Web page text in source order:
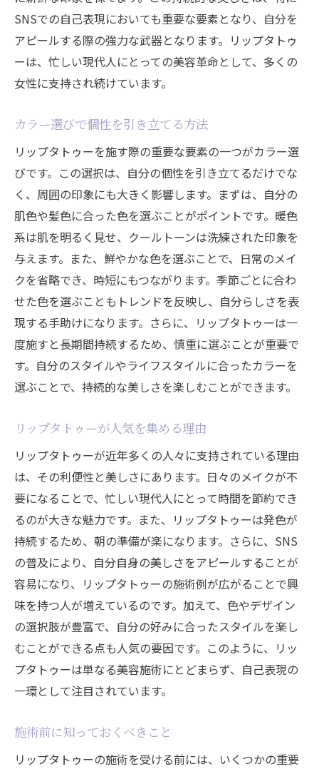
技術進化による施術の幅広がり
リップタトゥーの安全性と品質管理
施術過程とその進化の歴史
リップタトゥーで実現するカスタマイズ
技術革新が開く未来の可能性
リップタトゥーの人気急上昇中その背景にある
SNSの力と魅力
SNSで広がるリップタトゥートレンド
インフルエンサーが示すリップタトゥーの
効果
リアルな口コミから見るリップタトゥー
SNSがもたらした美の革新
人気の背景にあるストーリー
リップタトゥーとSNSの相乗効果
リップタトゥーで日常を美しく変える時間短縮
と満足度の向上
施術後のメンテナンスと満足度
日常でのリップタトゥーの活用法
リップタトゥーで得られる自信と安心感
施術のアフターケアとその重要性
美しい唇を保つための習慣
リップタトゥーと眉毛タトゥーの違い美のバラ
ンスを探る鍵
リップタトゥーと眉毛タトゥーの役割比較
顔全体の印象を決める選択
バランスの取れた美しさを追求する方法
それぞれの施術がもたらす効果の違い
個々の美しさを引き立てる組み合わせ
リップタトゥーの未来美容施術の新たなステー
ジへ
SNSでの自己表現においても重要な要素となり、自分を
アピールする際の強力な武器となります。リップタトゥ
ーは、忙しい現代人にとっての美容革命として、多くの
女性に支持され続けています。
カラー選びで個性を引き立てる方法
リップタトゥーを施す際の重要な要素の一つがカラー選
びです。この選択は、自分の個性を引き立てるだけでな
く、周囲の印象にも大きく影響します。まずは、自分の
肌色や髪色に合った色を選ぶことがポイントです。暖色
系は肌を明るく見せ、クールトーンは洗練された印象を
与えます。また、鮮やかな色を選ぶことで、日常のメイ
クを省略でき、時短にもつながります。季節ごとに合わ
せた色を選ぶこともトレンドを反映し、自分らしさを表
現する手助けになります。さらに、リップタトゥーは一
度施すと長期間持続するため、慎重に選ぶことが重要で
す。自分のスタイルやライフスタイルに合ったカラーを
選ぶことで、持続的な美しさを楽しむことができます。
リップタトゥーが人気を集める理由
リップタトゥーが近年多くの人々に支持されている理由
は、その利便性と美しさにあります。日々のメイクが不
要になることで、忙しい現代人にとって時間を節約でき
るのが大きな魅力です。また、リップタトゥーは発色が
持続するため、朝の準備が楽になります。さらに、SNS
の普及により、自分自身の美しさをアピールすることが
容易になり、リップタトゥーの施術例が広がることで興
味を持つ人が増えているのです。加えて、色やデザイン
の選択肢が豊富で、自分の好みに合ったスタイルを楽し
むことができる点も人気の要因です。このように、リッ
プタトゥーは単なる美容施術にとどまらず、自己表現の
一環として注目されています。
施術前に知っておくべきこと
リップタトゥーの施術を受ける前には、いくつかの重要